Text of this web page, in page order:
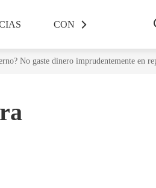
CONTACTO
No gaste dinero imprudentemente en